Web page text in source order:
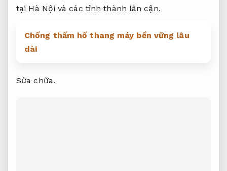
tại Hà Nội và các tỉnh thành lân cận.
Chống thấm hố thang máy bền vững lâu
dài
Sửa chữa.